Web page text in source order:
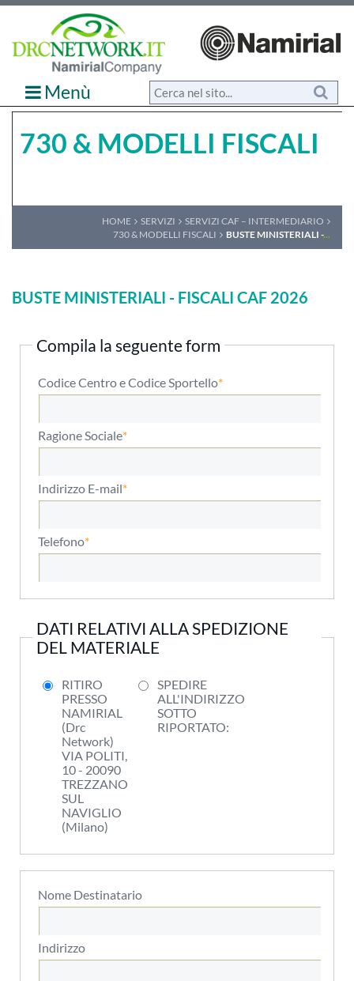
Menù
730 & MODELLI FISCALI
HOME SERVIZI
SERVIZI CAF – INTERMEDIARIO
730 & MODELLI FISCALI
BUSTE MINISTERIALI -...
BUSTE MINISTERIALI - FISCALI CAF 2026
Compila la seguente form
Codice Centro e Codice Sportello
Ragione Sociale
Indirizzo E-mail
Telefono
DATI RELATIVI ALLA SPEDIZIONE
DEL MATERIALE
RITIRO
PRESSO
NAMIRIAL
(Drc
Network)
VIA POLITI,
10 - 20090
TREZZANO
SUL
NAVIGLIO
(Milano)
SPEDIRE
ALL'INDIRIZZO
SOTTO
RIPORTATO:
Nome Destinatario
Indirizzo